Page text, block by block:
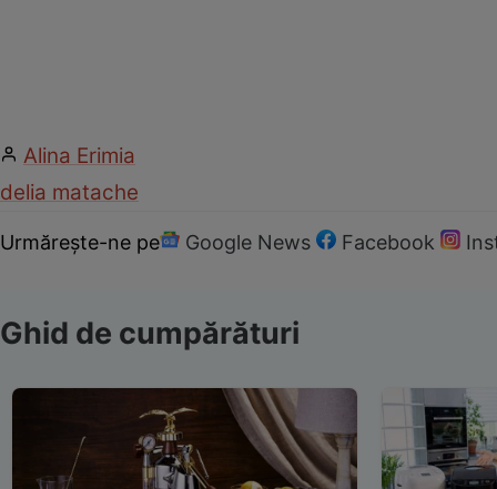
Alina Erimia
delia matache
Urmărește-ne pe Google News Facebook
Ghid de cumpărături